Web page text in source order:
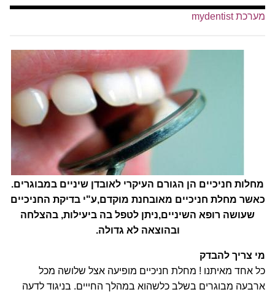
מערכת mydentist
מחלות חניכיים הן הגורם העיקרי לאובדן שיניים במבוגרים.
כאשר מחלת חניכיים מאובחנת מוקדם,ע"י בדיקת החניכיים
שעושה רופא השיניים,ניתן לטפל בה ביעילות, בהצלחה
ובהוצאה לא גדולה.
מי צריך להבדק
כל אחד מאיתנו ! מחלת חניכיים מופיעה אצל שלושה מכל
ארבעה מבוגרים בשלב כלשהוא במהלך החייים. בניגוד לדעה